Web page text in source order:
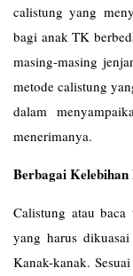
calistung yang
bagi anak TK
masing-masing
metode calistung
dalam
menerimanya.
Berbagai
Calistung atau
yang harus
Kanak-kanak.